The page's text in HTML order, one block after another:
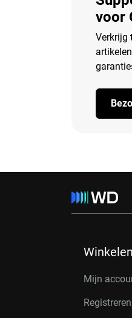
voor
Verkrijg
Winkelen
Mijn